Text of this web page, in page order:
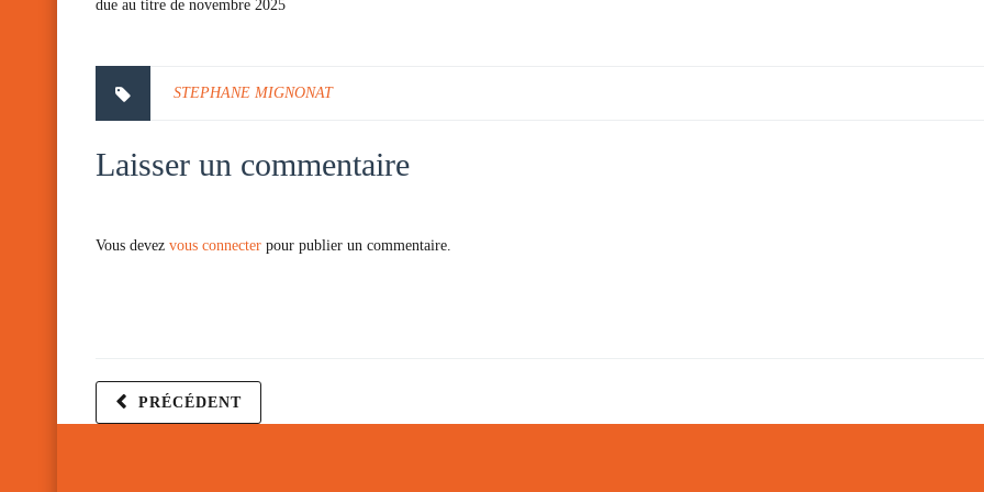
due au titre de novembre 2025
STEPHANE MIGNONAT
Laisser un commentaire
Vous devez vous connecter pour publier un commentaire.
PRÉCÉDENT